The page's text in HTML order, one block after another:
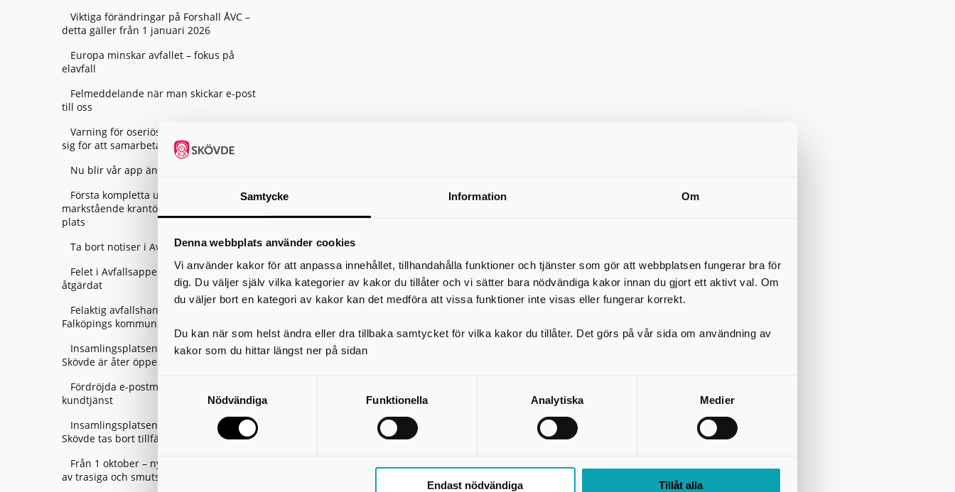
Samtycke Information Om
Denna webbplats använder cookies
Vi använder kakor för att anpassa innehållet, tillhandahålla funktioner och tjänster som gör att webbplatsen fungerar bra för
dig. Du väljer själv vilka kategorier av kakor du tillåter och vi sätter bara nödvändiga kakor innan du gjort ett aktivt val. Om
du väljer bort en kategori av kakor kan det medföra att vissa funktioner inte visas eller fungerar korrekt.
Du kan när som helst ändra eller dra tillbaka samtycket för vilka kakor du tillåter. Det görs på vår sida om användning av
kakor som du hittar längst ner på sidan
Nödvändiga Funktionella Analytiska Medier
Endast nödvändiga Tillåt alla
Viktiga förändringar på Forshall ÅVC –
detta gäller från 1 januari 2026
Europa minskar avfallet – fokus på
elavfall
Felmeddelande när man skickar e-post
till oss
Varning för oseriösa företag som utger
sig för att samarbeta med Skara kommun
Nu blir vår app ännu smartare!
Första kompletta uppsättningen
markstående krantömmande behållare på
plats
Ta bort notiser i Avfallsappen Skaraborg
Felet i Avfallsappen Skaraborg är
åtgärdat
Felaktig avfallshantering av entreprenör i
Falköpings kommun
Insamlingsplatsen vid Södermalms IP i
Skövde är åter öppen
Fördröjda e-postmeddelanden till
kundtjänst
Insamlingsplatsen vid Billingehov i
Skövde tas bort tillfälligt – från 21 augusti
Från 1 oktober – nya regler för hantering
av trasiga och smutsiga textilier